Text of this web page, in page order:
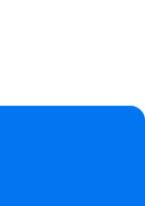
用し、後続の処理
を連携してくだ